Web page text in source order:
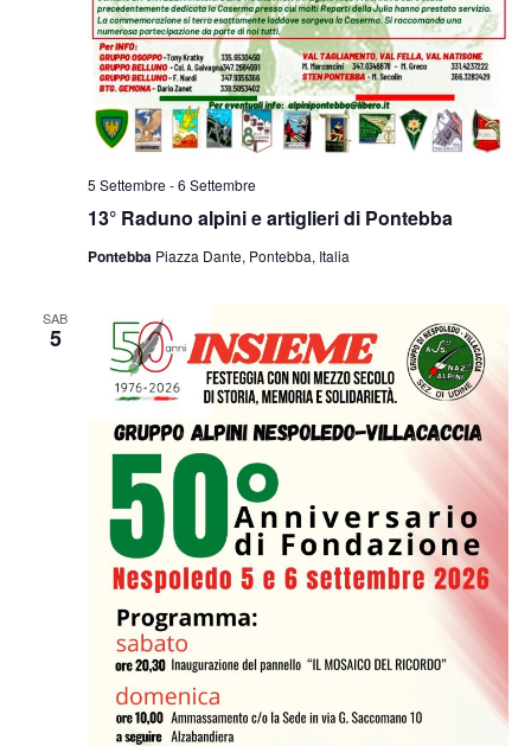
13° Raduno alpini e artiglieri di Pontebba
5 Settembre -6 Settembre
Pontebba Piazza Dante, Pontebba, Italia
SAB
5